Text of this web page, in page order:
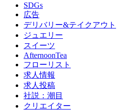
SDGs
広告
デリバリー&テイクアウト
ジュエリー
スイーツ
AfternoonTea
フローリスト
求人情報
求人投稿
社説：潮目
クリエイター